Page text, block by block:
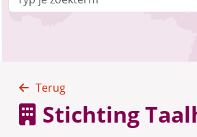
Terug
Stichting